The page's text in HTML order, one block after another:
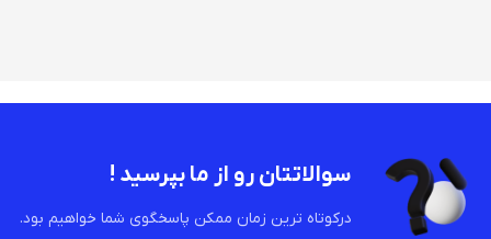
سوالاتتان رو از ما بپرسید !
درکوتاه ترین زمان ممکن پاسخگوی شما خواهیم بود.